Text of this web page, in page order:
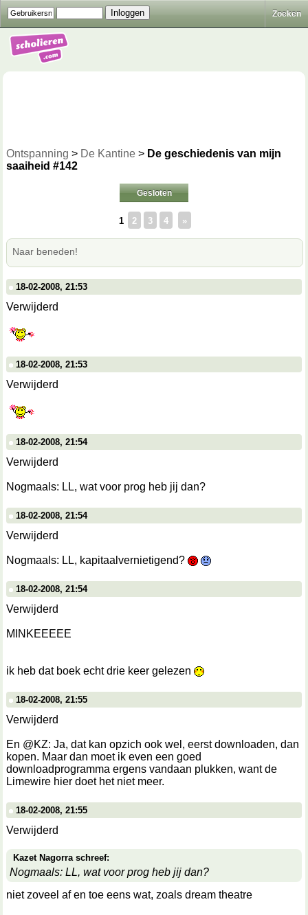
Zoeken
Ontspanning > De Kantine > De geschiedenis van mijn
saaiheid #142
Gesloten
1 2 3 4 »
Naar beneden!
18-02-2008, 21:53
Verwijderd
18-02-2008, 21:53
Verwijderd
18-02-2008, 21:54
Verwijderd
Nogmaals: LL, wat voor prog heb jij dan?
18-02-2008, 21:54
Verwijderd
Nogmaals: LL, kapitaalvernietigend?
18-02-2008, 21:54
Verwijderd
MINKEEEEE
ik heb dat boek echt drie keer gelezen
18-02-2008, 21:55
Verwijderd
En @KZ: Ja, dat kan opzich ook wel, eerst downloaden, dan
kopen. Maar dan moet ik even een goed
downloadprogramma ergens vandaan plukken, want de
Limewire hier doet het niet meer.
18-02-2008, 21:55
Verwijderd
Kazet Nagorra schreef:
Nogmaals: LL, wat voor prog heb jij dan?
niet zoveel af en toe eens wat, zoals dream theatre